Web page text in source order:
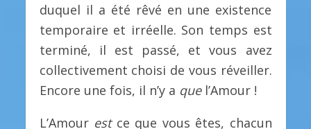
duquel il a été rêvé en une existence
temporaire et irréelle. Son temps est
terminé, il est passé, et vous avez
collectivement choisi de vous réveiller.
Encore une fois, il n’y a quel’Amour !
L’Amour estce que vous êtes, chacun